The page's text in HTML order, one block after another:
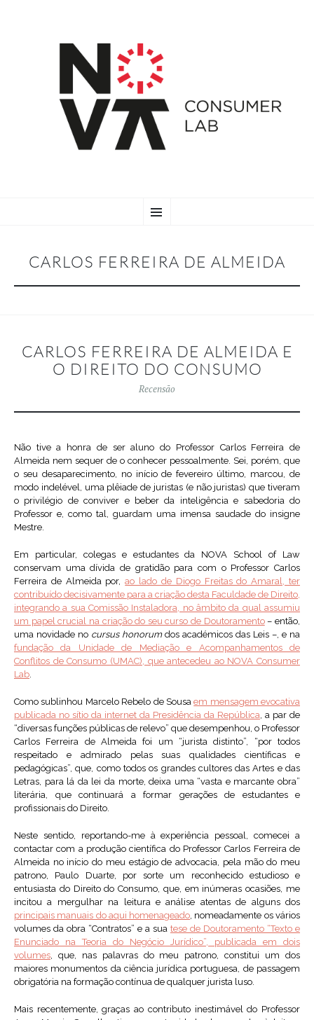
TO
CARLOS FERREIRA DE ALMEIDA
CARLOS FERREIRA DE ALMEIDA E
O DIREITO DO CONSUMO
Recensão
Não tive a honra de ser aluno do Professor Carlos Ferreira de
Almeida nem sequer de o conhecer pessoalmente. Sei, porém, que
o seu desaparecimento, no início de fevereiro último, marcou, de
modo indelével, uma plêiade de juristas (e não juristas) que tiveram
o privilégio de conviver e beber da inteligência e sabedoria do
Professor e, como tal, guardam uma imensa saudade do insigne
Mestre.
Em particular, colegas e estudantes da NOVA School of Law
conservam uma dívida de gratidão para com o Professor Carlos
Ferreira de Almeida por,ao lado de Diogo Freitas do Amaral, ter
contribuído decisivamente para a criação desta Faculdade de Direito,
integrando a sua Comissão Instaladora, no âmbito da qual assumiu
um papel crucial na criação do seu curso de Doutoramento– então,
uma novidade no cursus honorumdos académicos das Leis –, e na
fundação da Unidade de Mediação e Acompanhamentos de
Conflitos de Consumo (UMAC), que antecedeu ao NOVA Consumer
Lab.
Como sublinhou Marcelo Rebelo de Sousaem mensagem evocativa
publicada no sítio da internet da Presidência da República, a par de
“diversas funções públicas de relevo” que desempenhou, o Professor
Carlos Ferreira de Almeida foi um “jurista distinto”, “por todos
respeitado e admirado pelas suas qualidades científicas e
pedagógicas”, que, como todos os grandes cultores das Artes e das
Letras, para lá da lei da morte, deixa uma “vasta e marcante obra”
literária, que continuará a formar gerações de estudantes e
profissionais do Direito.
Neste sentido, reportando-me à experiência pessoal, comecei a
contactar com a produção científica do Professor Carlos Ferreira de
Almeida no início do meu estágio de advocacia, pela mão do meu
patrono, Paulo Duarte, por sorte um reconhecido estudioso e
entusiasta do Direito do Consumo, que, em inúmeras ocasiões, me
incitou a mergulhar na leitura e análise atentas de alguns dos
principais manuais do aqui homenageado, nomeadamente os vários
volumes da obra “Contratos” e a sua tese de Doutoramento “Texto e
Enunciado na Teoria do Negócio Jurídico”, publicada em dois
volumes, que, nas palavras do meu patrono, constitui um dos
maiores monumentos da ciência jurídica portuguesa, de passagem
obrigatória na formação contínua de qualquer jurista luso.
Mais recentemente, graças ao contributo inestimável do Professor